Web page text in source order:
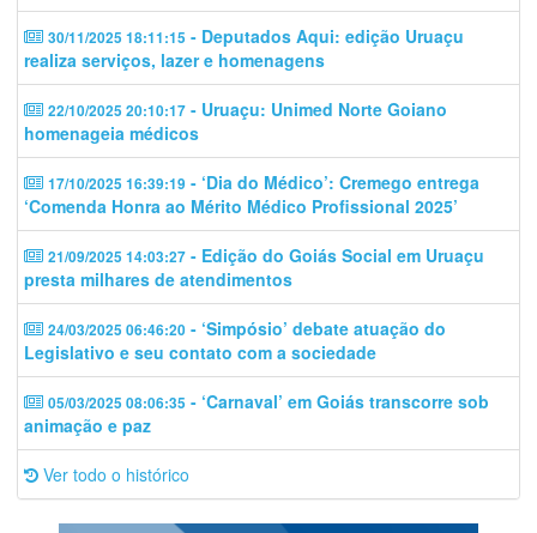
30/11/2025 18:11:15 - Deputados Aqui: edição Uruaçu
realiza serviços, lazer e homenagens
22/10/2025 20:10:17 - Uruaçu: Unimed Norte Goiano
homenageia médicos
17/10/2025 16:39:19 - ‘Dia do Médico’: Cremego entrega
‘Comenda Honra ao Mérito Médico Profissional 2025’
21/09/2025 14:03:27 - Edição do Goiás Social em Uruaçu
presta milhares de atendimentos
24/03/2025 06:46:20 - ‘Simpósio’ debate atuação do
Legislativo e seu contato com a sociedade
05/03/2025 08:06:35 - ‘Carnaval’ em Goiás transcorre sob
animação e paz
Ver todo o histórico